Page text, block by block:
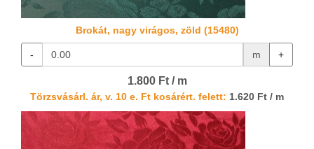
Brokát, nagy virágos, zöld (15480)
- m +
1.800 Ft / m
Törzsvásárl. ár, v. 10 e. Ft kosárért. felett: 1.620 Ft / m